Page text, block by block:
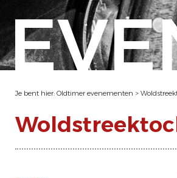
Je bent hier: Oldtimer evenementen >